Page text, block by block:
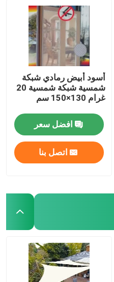
أسود أبيض رمادي شبكة
شمسية شبكة شمسية 20
غرام 130×150 سم
افضل سعر
اتصل بنا